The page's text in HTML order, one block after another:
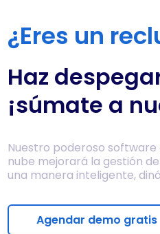
¿Eres un
Haz
¡súmate a
Nuestro poderoso
nube mejorará la gestión
una manera inteligente,
Agendar demo gratis